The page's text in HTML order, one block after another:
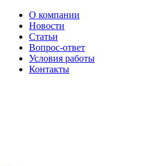
О компании
Новости
Статьи
Вопрос-ответ
Условия работы
Контакты